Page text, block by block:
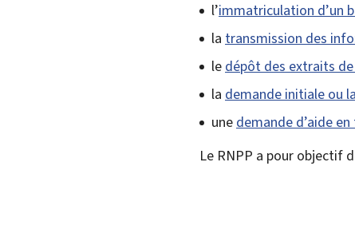
l’immatriculation d’un
la transmission des
le dépôt des extraits
la demande initiale ou
une demande d’aide
Le RNPP a pour objectif